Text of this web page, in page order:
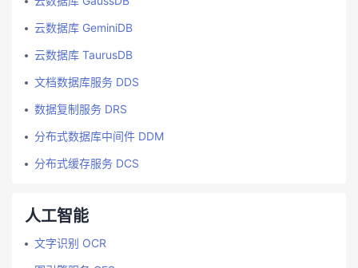
云数据库 GeminiDB
云数据库 TaurusDB
文档数据库服务 DDS
数据复制服务 DRS
分布式数据库中间件 DDM
分布式缓存服务 DCS
人工智能
文字识别 OCR